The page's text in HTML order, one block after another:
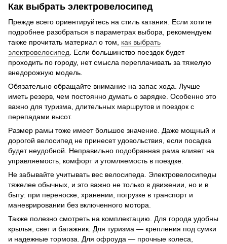
Как выбрать электровелосипед
Прежде всего ориентируйтесь на стиль катания. Если хотите
подробнее разобраться в параметрах выбора, рекомендуем
также прочитать материал о том, как выбрать
электровелосипед . Если большинство поездок будет
проходить по городу, нет смысла переплачивать за тяжелую
внедорожную модель.
Обязательно обращайте внимание на запас хода. Лучше
иметь резерв, чем постоянно думать о зарядке. Особенно это
важно для туризма, длительных маршрутов и поездок с
перепадами высот.
Размер рамы тоже имеет большое значение. Даже мощный и
дорогой велосипед не принесет удовольствия, если посадка
будет неудобной. Неправильно подобранная рама влияет на
управляемость, комфорт и утомляемость в поездке.
Не забывайте учитывать вес велосипеда. Электровелосипеды
тяжелее обычных, и это важно не только в движении, но и в
быту: при переноске, хранении, погрузке в транспорт и
маневрировании без включенного мотора.
Также полезно смотреть на комплектацию. Для города удобны
крылья, свет и багажник. Для туризма — крепления под сумки
и надежные тормоза. Для офроуда — прочные колеса,